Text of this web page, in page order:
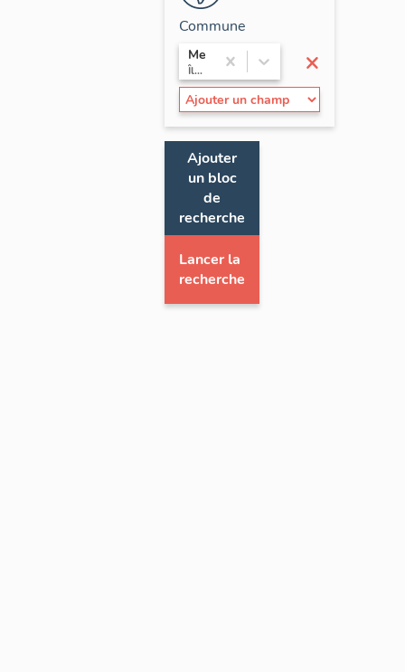
×
Commune
Meaux
Île-de-France / Seine-et-Marne
Ajouter
un bloc
de
recherche
Lancer la
recherche